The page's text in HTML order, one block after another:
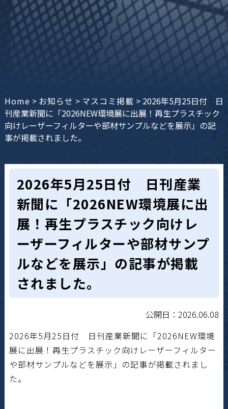
Home > お知らせ > マスコミ掲載 > 2026年5月25日付 日
刊産業新聞に「2026NEW環境展に出展！再生プラスチック
向けレーザーフィルターや部材サンプルなどを展示」の記
事が掲載されました。
2026年5月25日付 日刊産業
新聞に「2026NEW環境展に出
展！再生プラスチック向けレ
ーザーフィルターや部材サンプ
ルなどを展示」の記事が掲載
されました。
公開日：2026.06.08
2026年5月25日付 日刊産業新聞に「2026NEW環境
展に出展！再生プラスチック向けレーザーフィルター
や部材サンプルなどを展示」の記事が掲載されまし
た。